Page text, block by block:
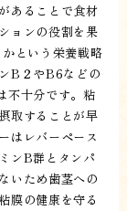
あることで食材
ョンの役割を果
という栄養戦略
B２やB6などの
不十分です。粘
取することが早
はレバーペース
ンB群とタンパ
いため歯茎への
膜の健康を守る